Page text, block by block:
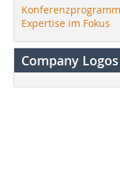
Expertise im Fokus
Company Logos